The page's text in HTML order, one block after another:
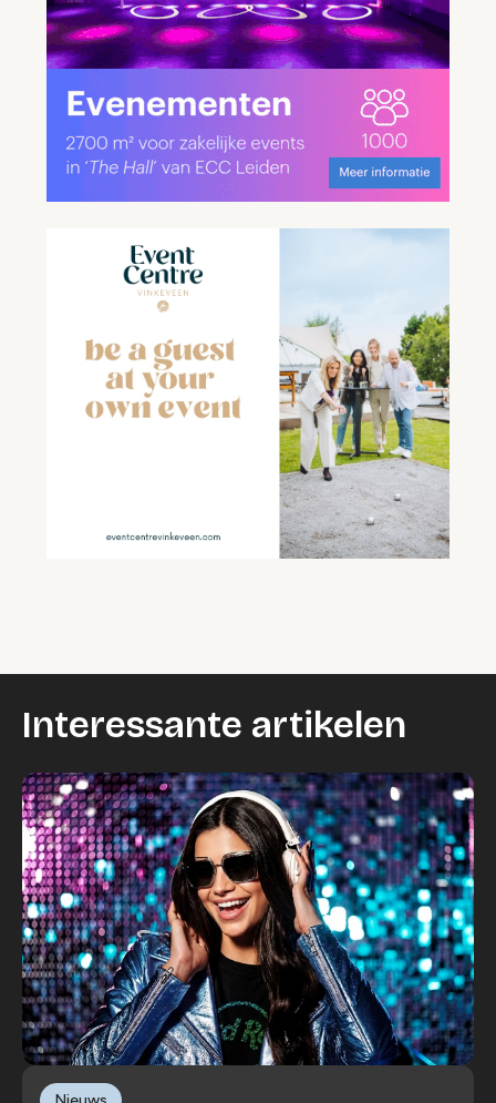
Interessante artikelen